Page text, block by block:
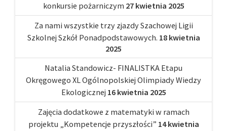
konkursie pożarniczym 27 kwietnia 2025
Za nami wszystkie trzy zjazdy Szachowej Ligii
Szkolnej Szkół Ponadpodstawowych. 18 kwietnia
2025
Natalia Standowicz- FINALISTKA Etapu
Okręgowego XL Ogólnopolskiej Olimpiady Wiedzy
Ekologicznej 16 kwietnia 2025
Zajęcia dodatkowe z matematyki w ramach
projektu „Kompetencje przyszłości” 14 kwietnia